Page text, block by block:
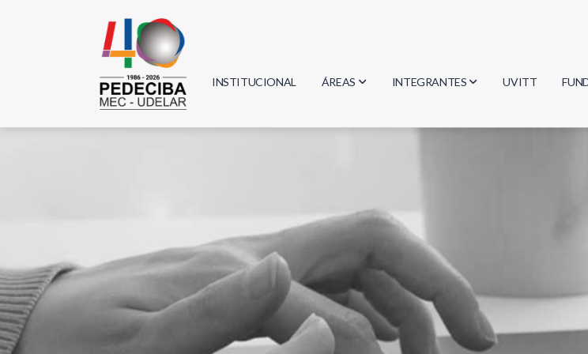
INSTITUCIONAL ÁREAS
Biología
Informática
Química
INTEGRANTES
Investigadores
UVITT